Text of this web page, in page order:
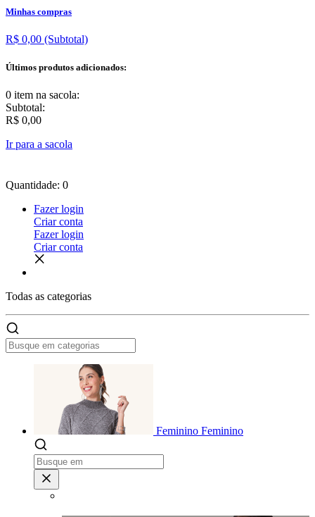
Minhas compras
R$ 0,00 (Subtotal)
Últimos produtos adicionados:
0 item na sacola:
Subtotal:
R$ 0,00
Ir para a sacola
Quantidade: 0
Fazer login
Criar conta
Fazer login
Criar conta
Todas as categorias
Feminino Feminino